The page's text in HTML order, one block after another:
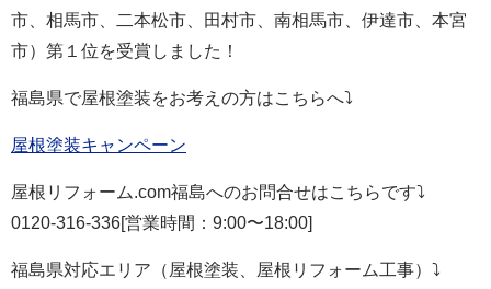
市、相馬市、二本松市、田村市、南相馬市、伊達市、本宮
市）第１位を受賞しました！
福島県で屋根塗装をお考えの方はこちらへ⤵
屋根塗装キャンペーン
屋根リフォーム.com福島へのお問合せはこちらです⤵
0120-316-336[営業時間：9:00〜18:00]
福島県対応エリア（屋根塗装、屋根リフォーム工事）⤵